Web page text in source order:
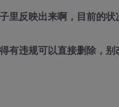
里反映出来啊，目前的状
有违规可以直接删除，别